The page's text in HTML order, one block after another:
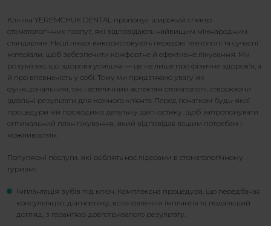
Клініка YEREMCHUK DENTAL пропонує широкий спектр
стоматологічних послуг, які відповідають найвищим міжнародним
стандартам. Наші лікарі використовують передові технології та сучасні
матеріали, щоб забезпечити комфортне й ефективне лікування. Ми
розуміємо, що здорова усмішка — це не лише про фізичне здоров’я, а
й про впевненість у собі. Тому ми приділяємо увагу як
функціональним, так і естетичним аспектам стоматології, створюючи
ідеальні результати для кожного клієнта. Перед початком будь-якої
процедури ми проводимо детальну діагностику, щоб запропонувати
оптимальний план лікування, який відповідає вашим потребам і
можливостям.
Популярні послуги, які роблять нас лідерами в стоматологічному
туризмі:
Імплантація зубів під ключ. Комплексна процедура, що передбачає
консультацію, діагностику, встановлення імплантів та подальший
догляд, з гарантією довготривалого результату.